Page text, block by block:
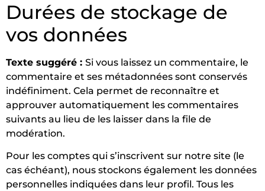
Durées de stockage de
vos données
Texte suggéré : Si vous laissez un commentaire, le
commentaire et ses métadonnées sont conservés
indéfiniment. Cela permet de reconnaître et
approuver automatiquement les commentaires
suivants au lieu de les laisser dans la file de
modération.
Pour les comptes qui s’inscrivent sur notre site (le
cas échéant), nous stockons également les données
personnelles indiquées dans leur profil. Tous les